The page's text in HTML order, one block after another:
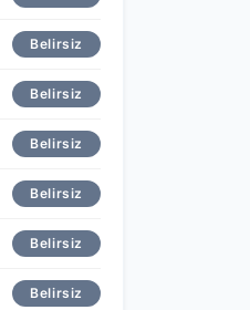
Belirsiz
Belirsiz
Belirsiz
Belirsiz
Belirsiz
Belirsiz